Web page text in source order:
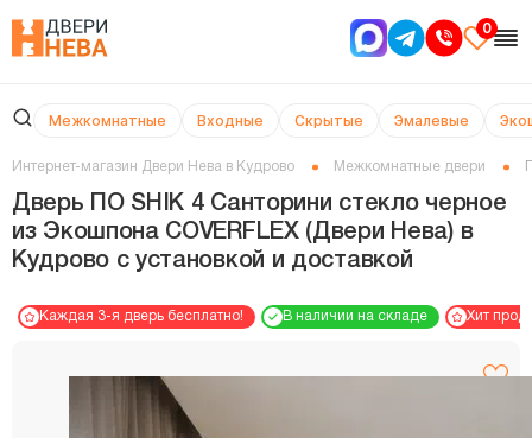
0
Межкомнатные Входные Скрытые Эмалевые
Интернет-магазин Двери Нева в Кудрово Межкомнатные двери
Дверь ПО SHIK 4 Санторини стекло черное
из Экошпона COVERFLEX (Двери Нева) в
Кудрово с установкой и доставкой
Каждая 3-я дверь бесплатно! В наличии на складе Хит